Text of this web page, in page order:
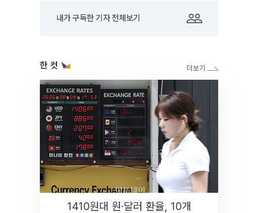
내가 구독한 기자 전체보기
한 컷
1410원대 원·달러 환율, 10개